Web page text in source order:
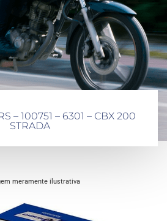
– 100751 – 6301 – CBX 200
STRADA
meramente ilustrativa